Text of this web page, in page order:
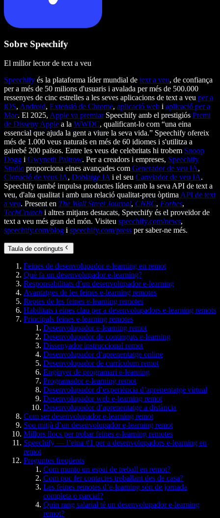
Sobre Speechify
El millor lector de text a veu
Speechify és la plataforma líder mundial de text a veu, de confiança
per a més de 50 milions d'usuaris i avalada per més de 500.000
ressenyes de cinc estrelles a les seves aplicacions de text a veu per a
iOS, Android, Extensió de Chrome, aplicació web i aplicació per a
Mac. El 2025, Apple va premiarSpeechify amb el prestigiós Premi
de Disseny Apple a la WWDC, qualificant-lo com “una eina
essencial que ajuda la gent a viure la seva vida.” Speechify ofereix
més de 1.000 veus naturals en més de 60 idiomes i s'utilitza a
gairebé 200 països. Entre les veus de celebritats hi trobem Snoop
Dogg i Gwyneth Paltrow. Per a creadors i empreses, Speechify
Studio proporciona eines avançades com Generador de veu IA,
Clonació de veus IA, Doblatge IA i el seu Canviador de veu IA.
Speechify també impulsa productes líders amb la seva API de text a
veu, d'alta qualitat i amb una relació qualitat-preu òptima API de text
a veu. Present en The Wall Street Journal, CNBC, Forbes,
TechCrunch i altres mitjans destacats, Speechify és el proveïdor de
text a veu més gran del món. Visiteu speechify.com/news,
speechify.com/blog i speechify.com/press per saber-ne més.
Taula de continguts
Feines de desenvolupador e-learning en remot
Què fa un desenvolupador e-learning?
Responsabilitats d’un desenvolupador e-learning
Avantatges de les feines e-learning remotes
Reptes de les feines e-learning remotes
Habilitats i eines clau per a desenvolupadors e-learning remots
Principals feines e-learning remotes
Desenvolupador e-learning remot
Desenvolupador de continguts e-learning
Dissenyador instruccional remot
Desenvolupador d’aprenentatge online
Desenvolupador de currículum remot
Enginyer de programari e-learning
Programador e-learning remot
Desenvolupador d’experiència d’aprenentatge virtual
Desenvolupador web e-learning remot
Desenvolupador d’aprenentatge a distància
Com ser desenvolupador e-learning remot
Sou mitjà d’un desenvolupador e-learning remot
Millors llocs per trobar feines e-learning remotes
Speechify — l’eina #1 per a desenvolupadors e-learning en
remot
Preguntes freqüents
Com munto un espai de treball en remot?
Com puc fer contactes treballant des de casa?
Les feines remotes d’e-learning són de jornada
completa o parcial?
Quin rang salarial té un desenvolupador e-learning
remot?